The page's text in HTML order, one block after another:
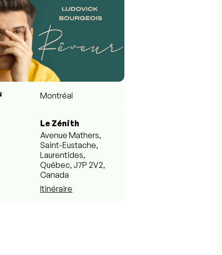
Montréal
Le Zénith
Avenue Mathers,
Saint-Eustache,
Laurentides,
Québec, J7P 2V2,
Canada
Itinéraire